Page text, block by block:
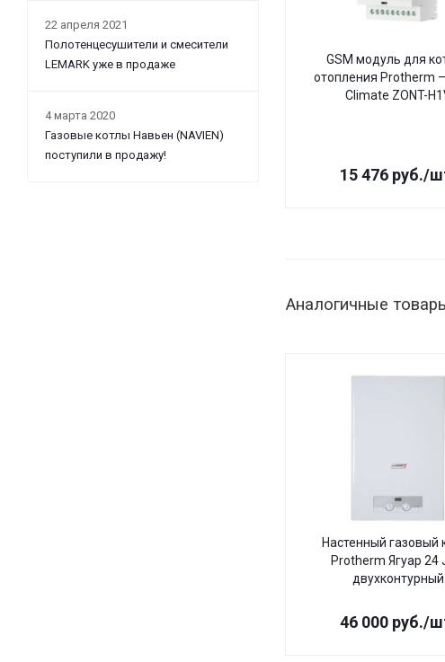
GSM модуль для
отопления Protherm
Climate ZONT-
15 476руб./
Аналогичные
Настенный газовый
Protherm Ягуар 24
двухконтурный
46 000руб./
22 апреля 2021
Полотенцесушители и смесители
LEMARK уже в продаже
4 марта 2020
Газовые котлы Навьен (NAVIEN)
поступили в продажу!